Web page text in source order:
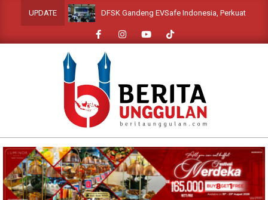
UPDATE DFSK Gandeng EVSafe Indonesia, Perkuat Edukasi